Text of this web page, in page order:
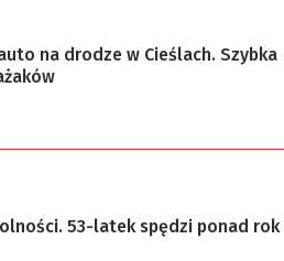
na drodze w Cieślach. Szybka
53-latek spędzi ponad rok